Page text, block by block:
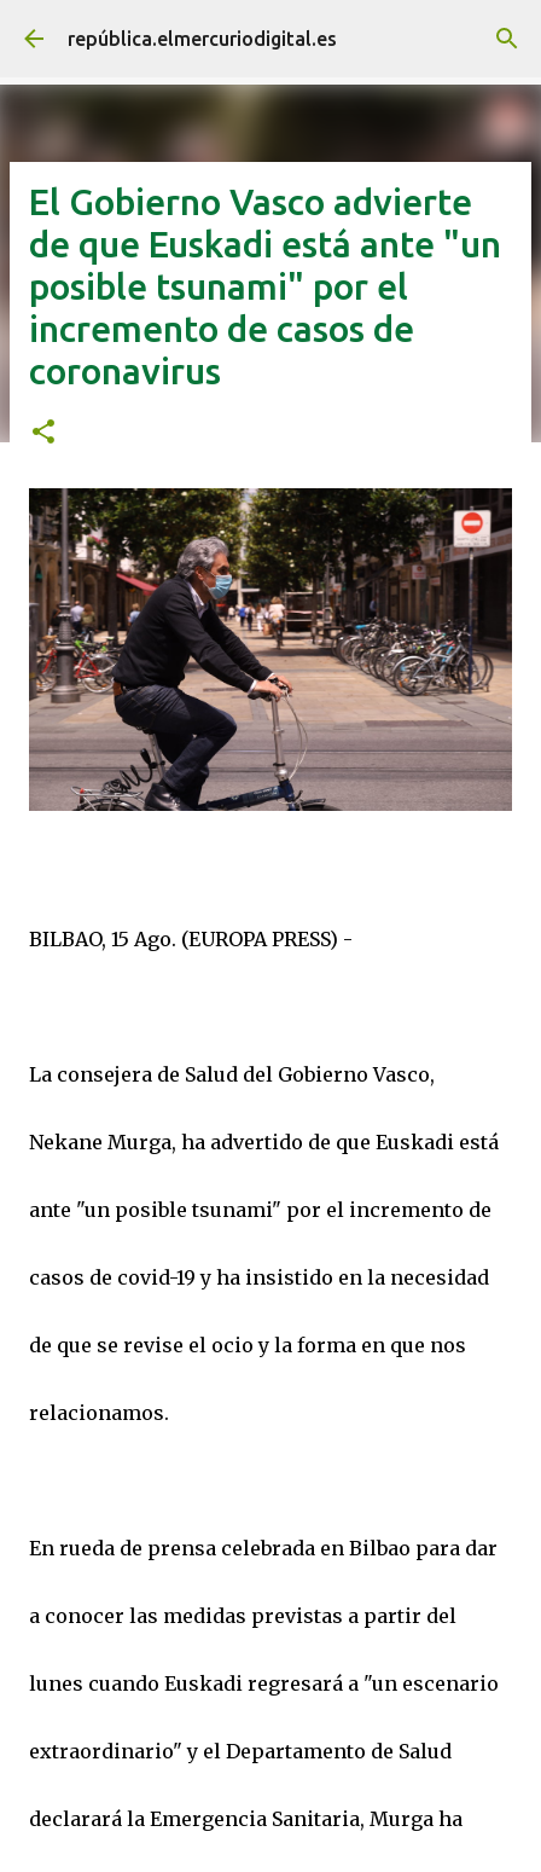
Ir al contenido principal
república.elmercuriodigital.es
El Gobierno Vasco advierte
de que Euskadi está ante "un
posible tsunami" por el
incremento de casos de
coronavirus
BILBAO, 15 Ago. (EUROPA PRESS) -
La consejera de Salud del Gobierno Vasco,
Nekane Murga, ha advertido de que Euskadi está
ante "un posible tsunami" por el incremento de
casos de covid-19 y ha insistido en la necesidad
de que se revise el ocio y la forma en que nos
relacionamos.
En rueda de prensa celebrada en Bilbao para dar
a conocer las medidas previstas a partir del
lunes cuando Euskadi regresará a "un escenario
extraordinario" y el Departamento de Salud
declarará la Emergencia Sanitaria, Murga ha